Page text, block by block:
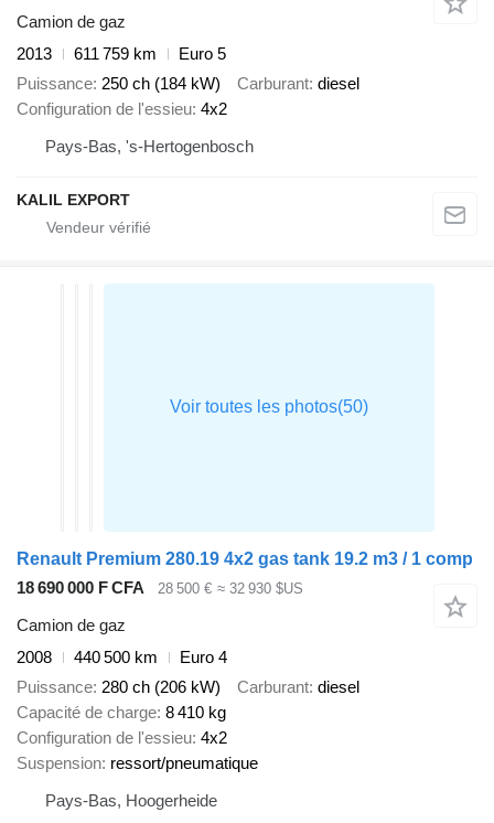
Camion de gaz
2013
611 759 km
Euro 5
Puissance 250 ch (184 kW) Carburant diesel
Configuration de l'essieu 4x2
Pays-Bas, 's-Hertogenbosch
KALIL EXPORT
Renault Premium 280.19 4x2 gas tank 19.2 m3 / 1 comp
18 690 000 F CFA
28 500 € ≈ 32 930 $US
Camion de gaz
2008
440 500 km
Euro 4
Puissance 280 ch (206 kW) Carburant diesel
Capacité de charge 8 410 kg
Configuration de l'essieu 4x2
Suspension ressort/pneumatique
Pays-Bas, Hoogerheide